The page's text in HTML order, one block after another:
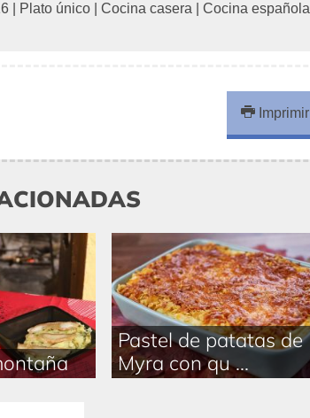
Plato único Cocina casera Cocina española
Imprimir
Pastel de patatas de
Myra con qu ...